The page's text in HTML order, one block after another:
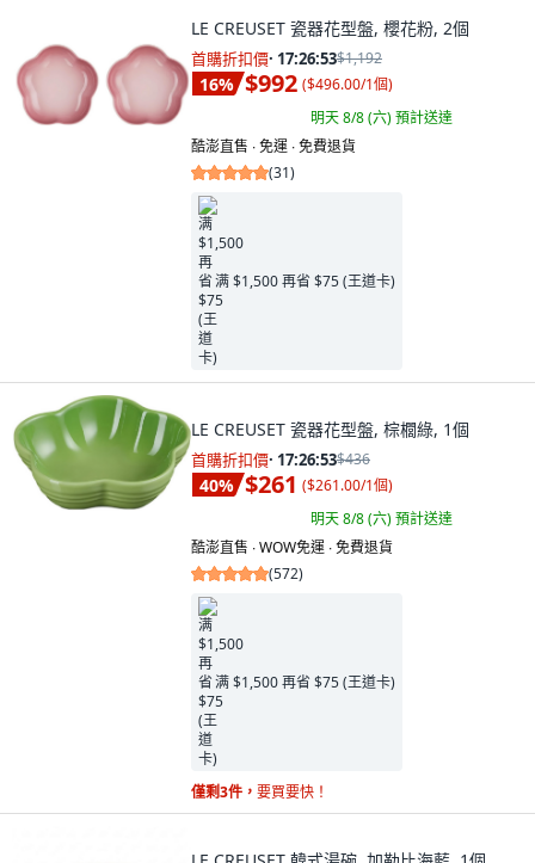
LE CREUSET 瓷器花型盤, 櫻花粉, 2個
首購折扣價· 17:26:52$1,192
16% $992 ($496.00/1個)
明天 8/8 (六)預計送達
酷澎直售 ∙ 免運 ∙ 免費退貨
(31)
满 $1,500 再省 $75 (王道卡)
LE CREUSET 瓷器花型盤, 棕櫚綠, 1個
首購折扣價· 17:26:52$436
40% $261 ($261.00/1個)
明天 8/8 (六)預計送達
酷澎直售 ∙ WOW免運 ∙ 免費退貨
(572)
满 $1,500 再省 $75 (王道卡)
僅剩3件， 要買要快！